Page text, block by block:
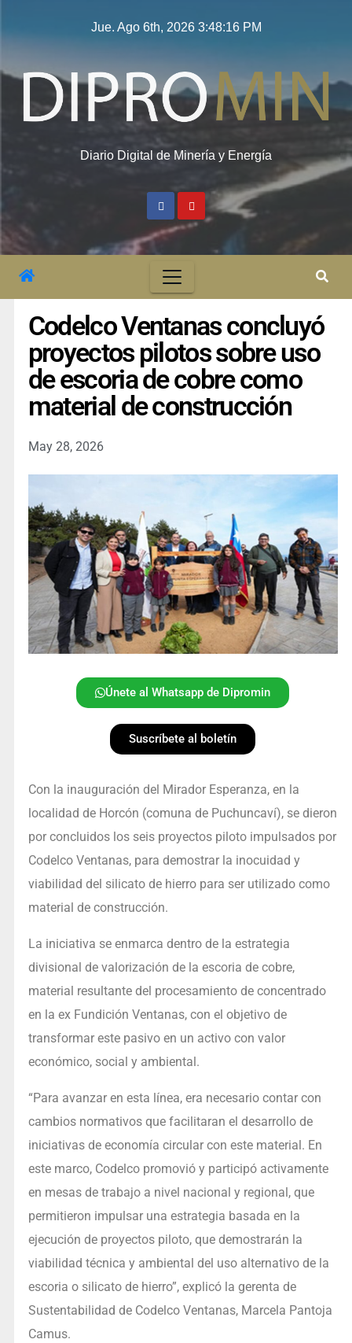
Jue. Ago 6th, 2026 3:48:17 PM
Diario Digital de Minería y Energía
Codelco Ventanas concluyó
proyectos pilotos sobre uso
de escoria de cobre como
material de construcción
May 28, 2026
Únete al Whatsapp de Dipromin
Suscríbete al boletín
Con la inauguración del Mirador Esperanza, en la
localidad de Horcón (comuna de Puchuncaví), se dieron
por concluidos los seis proyectos piloto impulsados por
Codelco Ventanas, para demostrar la inocuidad y
viabilidad del silicato de hierro para ser utilizado como
material de construcción.
La iniciativa se enmarca dentro de la estrategia
divisional de valorización de la escoria de cobre,
material resultante del procesamiento de concentrado
en la ex Fundición Ventanas, con el objetivo de
transformar este pasivo en un activo con valor
económico, social y ambiental.
“Para avanzar en esta línea, era necesario contar con
cambios normativos que facilitaran el desarrollo de
iniciativas de economía circular con este material. En
este marco, Codelco promovió y participó activamente
en mesas de trabajo a nivel nacional y regional, que
permitieron impulsar una estrategia basada en la
ejecución de proyectos piloto, que demostrarán la
viabilidad técnica y ambiental del uso alternativo de la
escoria o silicato de hierro”, explicó la gerenta de
Sustentabilidad de Codelco Ventanas, Marcela Pantoja
Camus.